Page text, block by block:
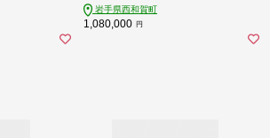
※沖縄へ
岩手県西和賀町
1,080,000 円